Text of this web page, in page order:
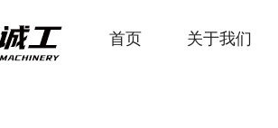
首页 关于我们